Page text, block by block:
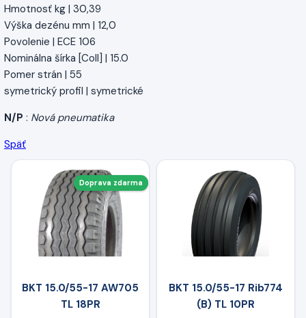
Hmotnosť kg | 30,39
Výška dezénu mm | 12,0
Povolenie | ECE 106
Nominálna šírka [Coll] | 15.0
Pomer strán | 55
symetrický profil | symetrické
N/P : Nová pneumatika
Späť
Doprava zdarma
BKT 15.0/55-17 AW705
TL 18PR
BKT 15.0/55-17 Rib774
(B) TL 10PR